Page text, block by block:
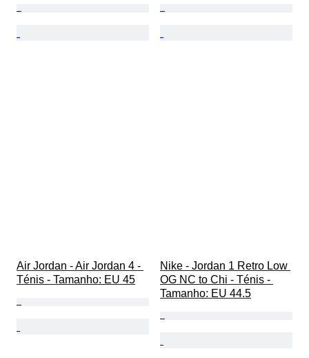
Air Jordan - Air Jordan 4 -
Ténis - Tamanho: EU 45
Nike - Jordan 1 Retro Low
OG NC to Chi - Ténis -
Tamanho: EU 44.5